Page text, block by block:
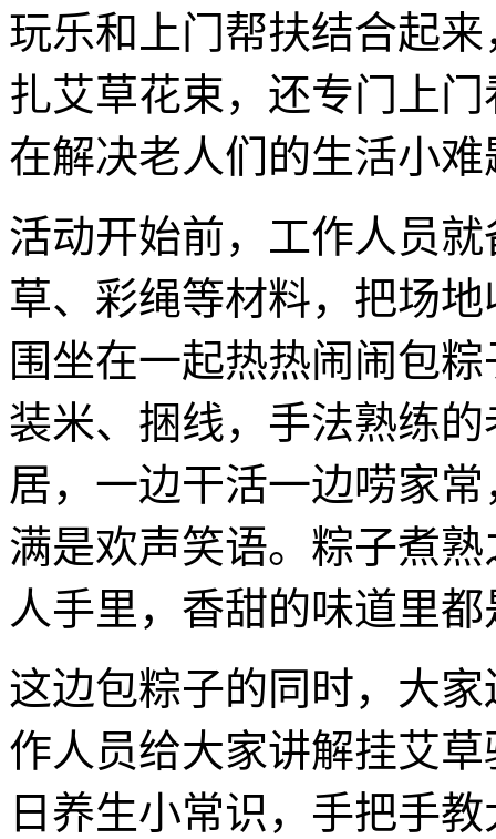
玩乐和上门帮扶结合起
扎艾草花束，还专门上
在解决老人们的生活小难
活动开始前，工作人员
草、彩绳等材料，把场
围坐在一起热热闹闹包
装米、捆线，手法熟练
居，一边干活一边唠家
满是欢声笑语。粽子煮
人手里，香甜的味道里
这边包粽子的同时，大
作人员给大家讲解挂艾
日养生小常识，手把手